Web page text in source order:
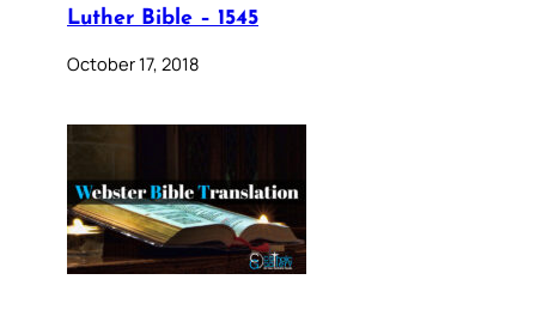
Luther Bible – 1545
October 17, 2018